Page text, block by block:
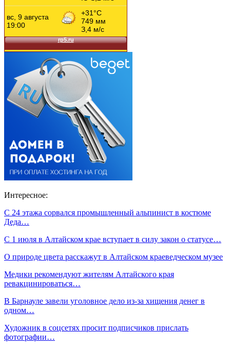
Интересное:
С 24 этажа сорвался промышленный альпинист в костюме
Деда…
С 1 июля в Алтайском крае вступает в силу закон о статусе…
О природе цвета расскажут в Алтайском краеведческом музее
Медики рекомендуют жителям Алтайского края
ревакцинироваться…
В Барнауле завели уголовное дело из-за хищения денег в
одном…
Художник в соцсетях просит подписчиков прислать
фотографии…